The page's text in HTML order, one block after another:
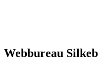
Webbureau